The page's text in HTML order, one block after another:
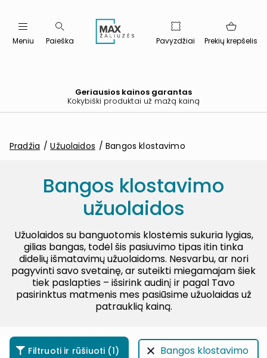
Meniu Paieška Pavyzdžiai Prekių krepšelis
Geriausios kainos garantas
Kokybiški produktai už mažą kainą
Pradžia Užuolaidos Bangos klostavimo
Bangos klostavimo
užuolaidos
Užuolaidos su banguotomis klostėmis sukuria lygias,
gilias bangas, todėl šis pasiuvimo tipas itin tinka
didelių išmatavimų užuolaidoms. Nesvarbu, ar nori
pagyvinti savo svetainę, ar suteikti miegamajam šiek
tiek paslapties – išsirink audinį ir pagal Tavo
pasirinktus matmenis mes pasiūsime užuolaidas už
patrauklią kainą.
Filtruoti ir rūšiuoti (1) Bangos klostavimo